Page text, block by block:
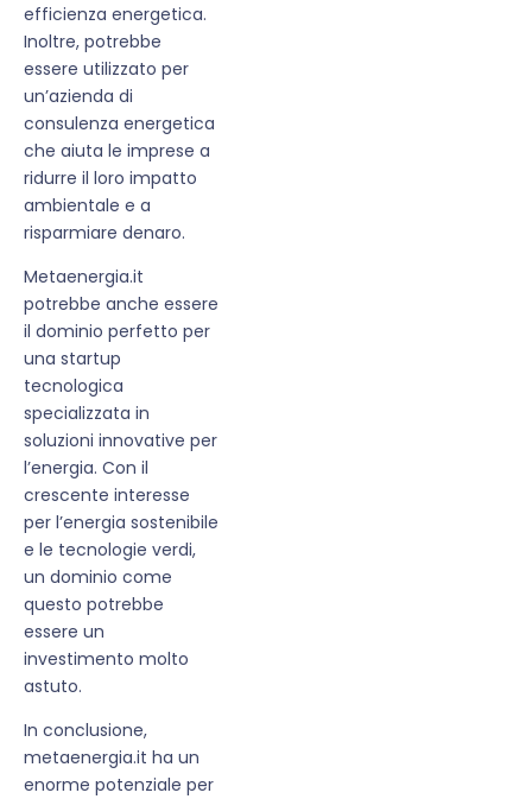
efficienza energetica.
Inoltre, potrebbe
essere utilizzato per
un’azienda di
consulenza energetica
che aiuta le imprese a
ridurre il loro impatto
ambientale e a
risparmiare denaro.
Metaenergia.it
potrebbe anche essere
il dominio perfetto per
una startup
tecnologica
specializzata in
soluzioni innovative per
l’energia. Con il
crescente interesse
per l’energia sostenibile
e le tecnologie verdi,
un dominio come
questo potrebbe
essere un
investimento molto
astuto.
In conclusione,
metaenergia.it ha un
enorme potenziale per